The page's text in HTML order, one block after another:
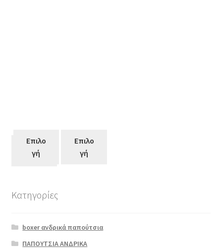
Επιλο
γή
Επιλο
γή
Επιλο
γή
προϊόν
έχει
Κατηγορίες
boxer ανδρικά παπούτσια
ΠΑΠΟΥΤΣΙΑ ΑΝΔΡΙΚΑ